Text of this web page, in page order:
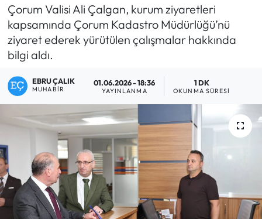
Çorum Valisi Ali Çalgan, kurum ziyaretleri
kapsamında Çorum Kadastro Müdürlüğü’nü
ziyaret ederek yürütülen çalışmalar hakkında
bilgi aldı.
EBRU ÇALIK
MUHABIR
01.06.2026 - 18:36
YAYINLANMA
1 DK
OKUNMA SÜRESI
Boğazkale Haberleri
Çorum Haberleri
Eğitim
Ekonomi
Güncel
TFF 1.Lig Puan Durumu ve Fikstür
Tüm Manşetler